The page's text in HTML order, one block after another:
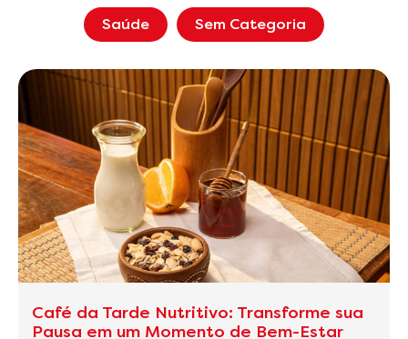
Saúde Sem Categoria
Café da Tarde Nutritivo: Transforme sua
Pausa em um Momento de Bem-Estar